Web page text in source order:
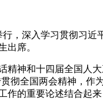
深入学习贯彻习近
出席。
和十四届全国人大
彻全国两会精神，
的重要论述结合起